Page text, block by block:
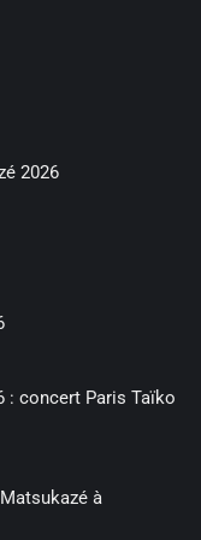
2026
: concert Paris Taïko
à